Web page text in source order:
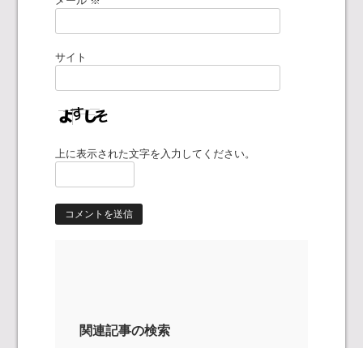
サイト
上に表示された文字を入力してください。
関連記事の検索